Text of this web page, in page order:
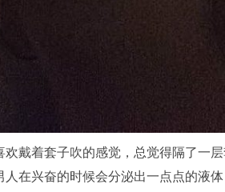
欢戴着套子吹的感觉，总觉得隔了一
人在兴奋的时候会分泌出一点点的液